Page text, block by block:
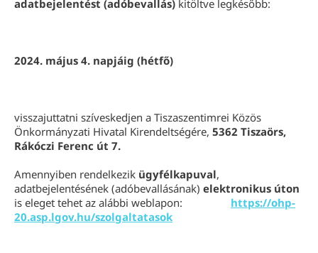
adatbejelentést (adóbevallás) kitöltve legkésőbb:
2024. május 4. napjáig (hétfő)
visszajuttatni szíveskedjen a Tiszaszentimrei Közös
Önkormányzati Hivatal Kirendeltségére, 5362 Tiszaörs,
Rákóczi Ferenc út 7.
Amennyiben rendelkezik ügyfélkapuval,
adatbejelentésének (adóbevallásának) elektronikus úton
is eleget tehet az alábbi weblapon: https://ohp-
20.asp.lgov.hu/szolgaltatasok